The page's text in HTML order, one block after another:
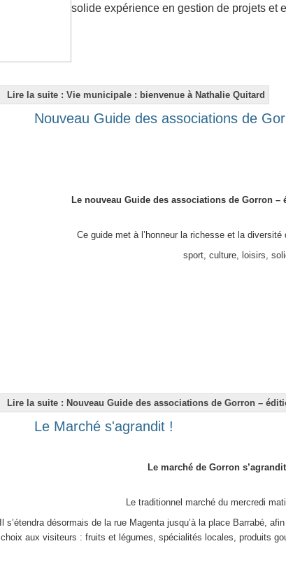
solide expérience en gestion de projets et
Lire la suite : Vie municipale : bienvenue à Nathalie Quitard
Nouveau Guide des associations de
Le nouveau Guide des associations de Gorron –
Ce guide met à l’honneur la richesse et la
sport, culture, loisirs,
Lire la suite : Nouveau Guide des associations de Gorron –
Le Marché s'agrandit !
Le marché de Gorron
Le traditionnel marché du mercredi
Il s’étendra désormais de la rue Magenta jusqu’à la place Barrabé,
choix aux visiteurs : fruits et légumes, spécialités locales, produits